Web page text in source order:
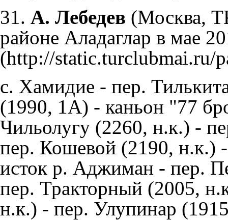
31. А. Лебедев (Москва,
районе Аладаглар в мае
с. Хамидие - пер.
(1990, 1А) - каньон "77
Чильолугу (2260, н.к.) -
пер. Кошевой (2190, н.к.)
исток р. Аджиман - пер.
пер. Тракторный (2005,
н.к.) - пер. Улупинар